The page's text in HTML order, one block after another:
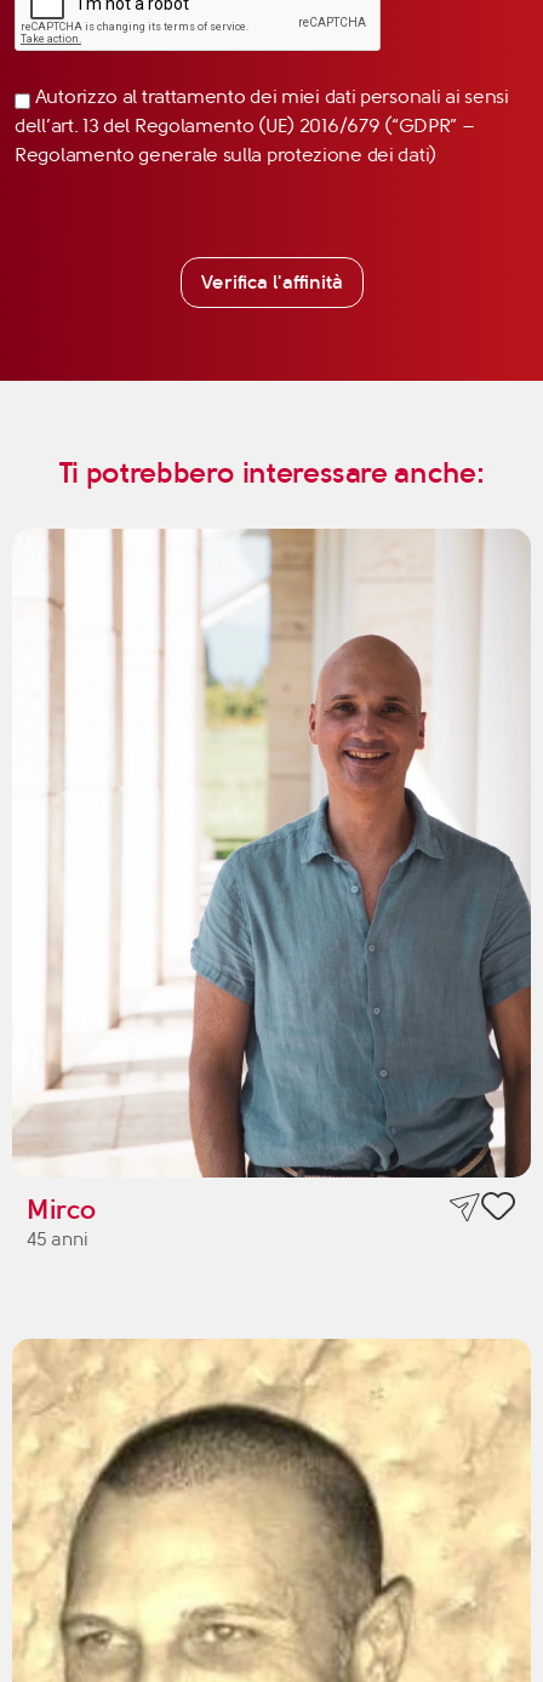
Autorizzo al trattamento dei miei dati personali ai sensi
dell’art. 13 del Regolamento (UE) 2016/679 (“GDPR” –
Regolamento generale sulla protezione dei dati)
Verifica l'affinità
Ti potrebbero interessare anche:
Mirco
45 anni